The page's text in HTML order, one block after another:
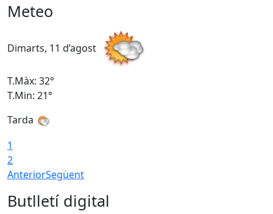
Meteo
Dimarts, 11 d’agost
T.Màx: 32°
T.Min: 21°
Tarda
1
2
AnteriorSegüent
Butlletí digital